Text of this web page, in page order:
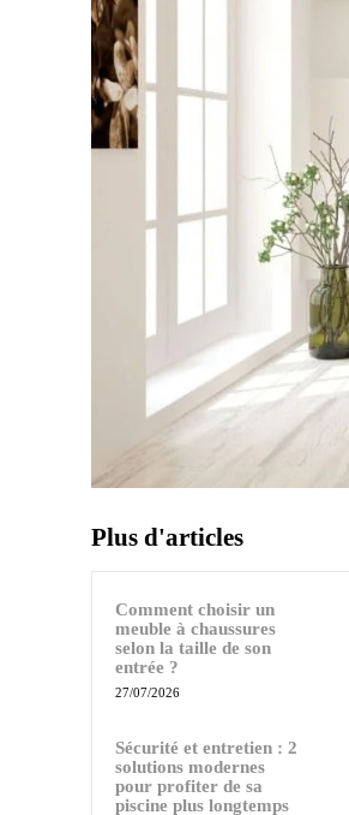
Plus d'articles
Comment choisir un
meuble à chaussures
selon la taille de son
entrée ?
27/07/2026
Sécurité et entretien : 2
solutions modernes
pour profiter de sa
piscine plus longtemps